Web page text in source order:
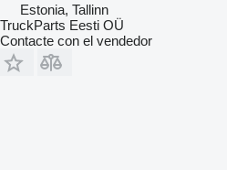
Estonia, Tallinn
TruckParts Eesti OÜ
Contacte con el vendedor